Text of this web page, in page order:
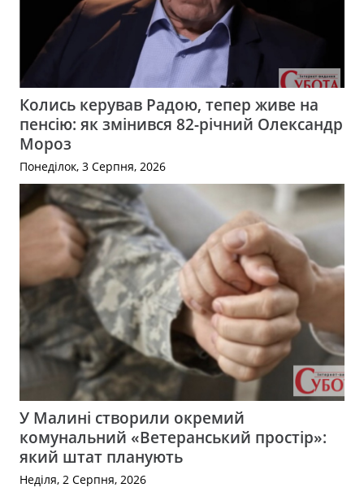
Колись керував Радою, тепер живе на
пенсію: як змінився 82-річний Олександр
Мороз
Понеділок, 3 Серпня, 2026
У Малині створили окремий
комунальний «Ветеранський простір»:
який штат планують
Неділя, 2 Серпня, 2026